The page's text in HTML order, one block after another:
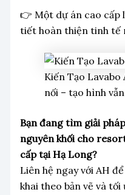
👉 Một dự án cao cấp
tiết hoàn thiện tinh tế
Kiến Tạo Lavabo
nối – tạo hình
Bạn đang tìm giải
nguyên khối cho
cấp tại Hạ Long?
Liên hệ ngay với AH
khai theo bản vẽ và tối